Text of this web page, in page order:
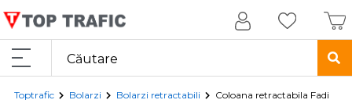
Toptrafic Bolarzi Bolarzi retractabili Coloana retractabila Fadini